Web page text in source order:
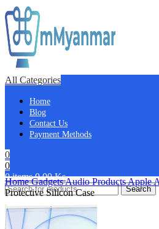
All Categories
Home
Blog
Contact Us
Payment Methods
0
0
0items 0.00Ks
Search
HomeGadgetsAudio ProductsApple
Protective Silicon Case